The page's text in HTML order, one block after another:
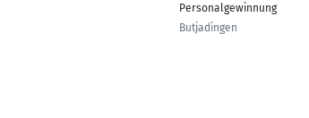
Personalgewinnung
Butjadingen